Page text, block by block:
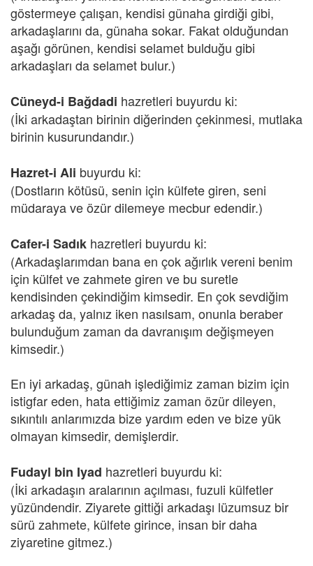
göstermeye çalışan, kendisi günaha girdiği gibi,
arkadaşlarını da, günaha sokar. Fakat olduğundan
aşağı görünen, kendisi selamet bulduğu gibi
arkadaşları da selamet bulur.)
Cüneyd-i Bağdadi hazretleri buyurdu ki:
(İki arkadaştan birinin diğerinden çekinmesi, mutlaka
birinin kusurundandır.)
Hazret-i Ali buyurdu ki:
(Dostların kötüsü, senin için külfete giren, seni
müdaraya ve özür dilemeye mecbur edendir.)
Cafer-i Sadık hazretleri buyurdu ki:
(Arkadaşlarımdan bana en çok ağırlık vereni benim
için külfet ve zahmete giren ve bu suretle
kendisinden çekindiğim kimsedir. En çok sevdiğim
arkadaş da, yalnız iken nasılsam, onunla beraber
bulunduğum zaman da davranışım değişmeyen
kimsedir.)
En iyi arkadaş, günah işlediğimiz zaman bizim için
istigfar eden, hata ettiğimiz zaman özür dileyen,
sıkıntılı anlarımızda bize yardım eden ve bize yük
olmayan kimsedir, demişlerdir.
Fudayl bin Iyad hazretleri buyurdu ki:
(İki arkadaşın aralarının açılması, fuzuli külfetler
yüzündendir. Ziyarete gittiği arkadaşı lüzumsuz bir
sürü zahmete, külfete girince, insan bir daha
ziyaretine gitmez.)